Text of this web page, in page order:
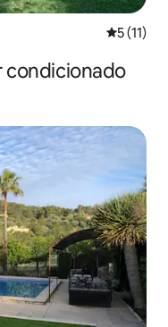
5 (11)
condicionado